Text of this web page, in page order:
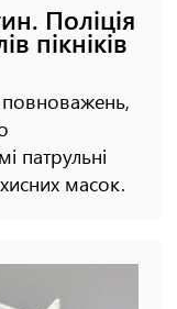
Поліція
пікніків
патрульні
масок.